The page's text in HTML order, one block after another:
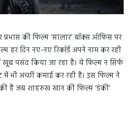
प्रभास की फिल्म ‘सालार’ बॉक्स ऑफिस पर
हर दिन नए-नए रिकॉर्ड अपने नाम कर रही
पसंद किया जा रहा है। ये फिल्म न सिर्फ
भी अच्छी कमाई कर रही है। इस फिल्म ने
है जब शाहरुख खान की फिल्म ‘डंकी’